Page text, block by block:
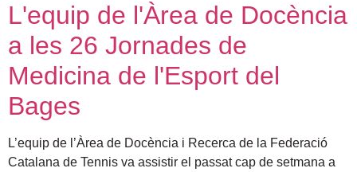
L'equip de l'Àrea de Docència
a les 26 Jornades de
Medicina de l'Esport del
Bages
L’equip de l’Àrea de Docència i Recerca de la Federació
Catalana de Tennis va assistir el passat cap de setmana a